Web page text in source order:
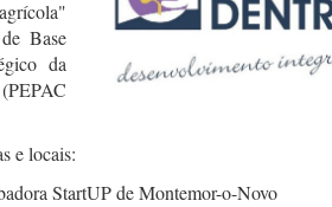
Base
da
e locais:
StartUP de Montemor-o-Novo